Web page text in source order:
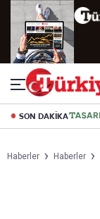
SON DAKİKA
Haberler Haberler